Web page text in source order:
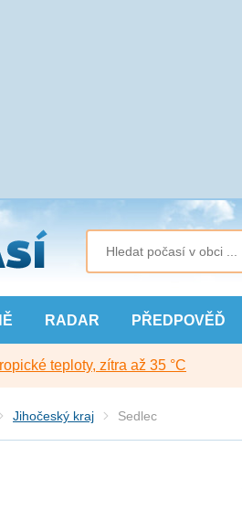
RADAR PŘEDPOVĚĎ
teploty, zítra až 35 °C
Jihočeský kraj Sedlec